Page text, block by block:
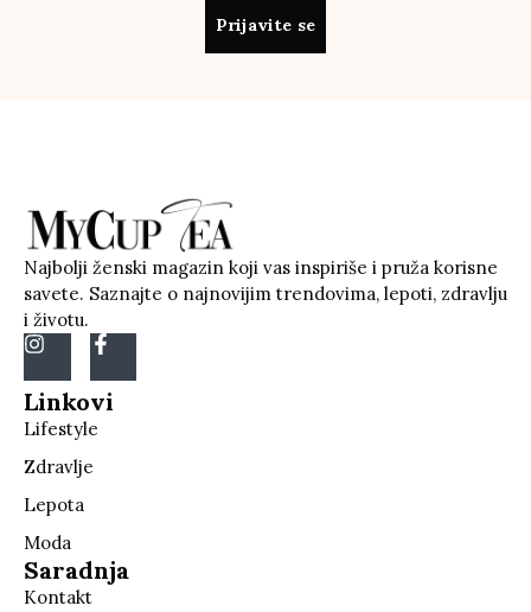
Prijavite se
Najbolji ženski magazin koji vas inspiriše i pruža korisne
savete. Saznajte o najnovijim trendovima, lepoti, zdravlju
i životu.
Linkovi
Lifestyle
Zdravlje
Lepota
Moda
Saradnja
Kontakt